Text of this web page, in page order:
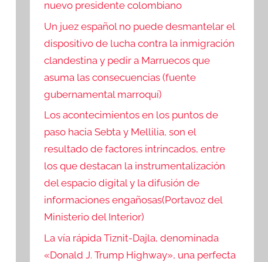
nuevo presidente colombiano
Un juez español no puede desmantelar el
dispositivo de lucha contra la inmigración
clandestina y pedir a Marruecos que
asuma las consecuencias (fuente
gubernamental marroquí)
Los acontecimientos en los puntos de
paso hacia Sebta y Mellilia, son el
resultado de factores intrincados, entre
los que destacan la instrumentalización
del espacio digital y la difusión de
informaciones engañosas(Portavoz del
Ministerio del Interior)
La vía rápida Tiznit-Dajla, denominada
«Donald J. Trump Highway», una perfecta